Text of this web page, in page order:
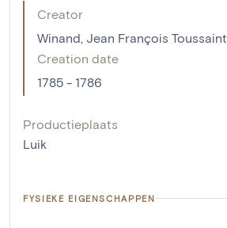
Creator
Winand, Jean François Toussaint
Creation date
1785 - 1786
Productieplaats
Luik
FYSIEKE EIGENSCHAPPEN